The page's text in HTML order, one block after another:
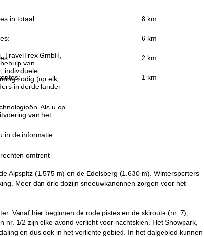
GmbH,
van
individuele
nodig (op elk
in derde landen
Als u op
van het
in de informatie
omtrent
in totaal: 8 km
6 km
2 km
1 km
Alpspitz (1.575 m) en de Edelsberg (1.630 m). Wintersporters
Meer dan drie dozijn sneeuwkanonnen zorgen voor het
Vanaf hier beginnen de rode pistes en de skiroute (nr. 7),
1/2 zijn elke avond verlicht voor nachtskiën. Het Snowpark,
en dus ook in het verlichte gebied. In het dalgebied kunnen